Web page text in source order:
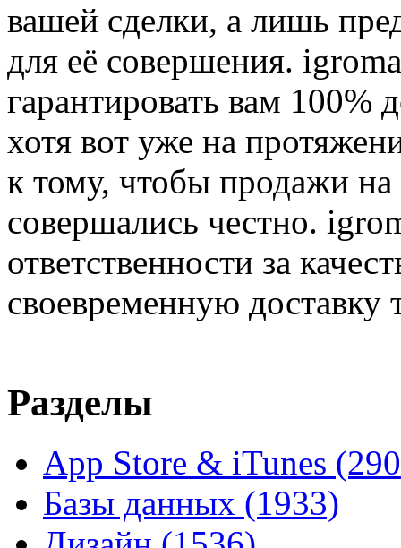
вашей сделки, а лишь
для её совершения.
гарантировать вам 100%
хотя вот уже на
к тому, чтобы продажи
совершались честно.
ответственности за
своевременную доставку
Разделы
App Store & iTunes
Базы данных (1933)